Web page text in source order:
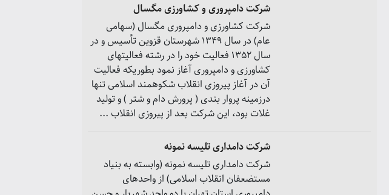
شرکت دامپروری و کشاورزی مگسال
شرکت کشاورزی و دامپروری مگسال (سهامی
عام) در سال 1349 شهرستان قزوین تأسیس و در
سال 1352 فعالیت خود را در رشته فعالیتهای
کشاورزی و دامپروری آغاز نمود بطوریکه فعالیت
آن در آغاز پیروزی انقلاب شکوهمند اسلامی تنها
درزمینه پروار بندی ( پرورش دام و شتر ) و تولید
غلات بود، این شرکت بعد از پیروزی انقلاب ...
شرکت دامداری تلیسه نمونه
شرکت دامداری تلیسه نمونه (وابسته به بنیاد
مستضعفان انقلاب اسلامی) از واحدهای